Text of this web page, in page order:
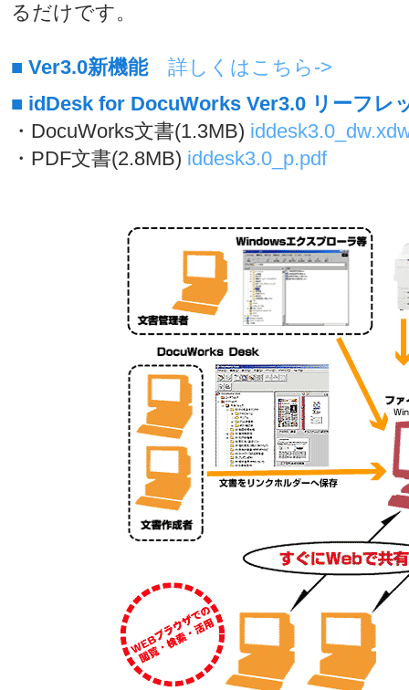
るだけです。
■ Ver3.0新機能
詳しくはこちら->
■ idDesk for DocuWorks Ver3.0 リーフレ
・DocuWorks文書(1.3MB)
・PDF文書(2.8MB) iddesk3.0_p.pdf